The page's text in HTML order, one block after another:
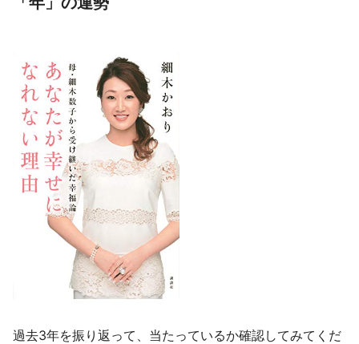
過去3年を振り返って、当たっているか確認してみてくだ